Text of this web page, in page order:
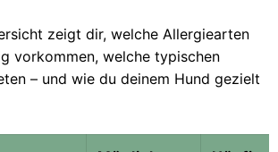
zeigt dir, welche Allergiearten
vorkommen, welche typischen
– und wie du deinem Hund gezielt